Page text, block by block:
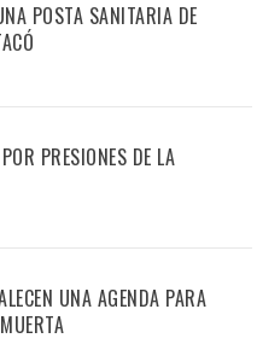
POSTA SANITARIA DE
PRESIONES DE LA
UNA AGENDA PARA